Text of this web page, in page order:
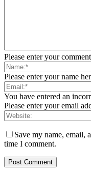
Please enter your
Please enter your name
You have entered an
Please enter your email
Save my name, email,
time I comment.